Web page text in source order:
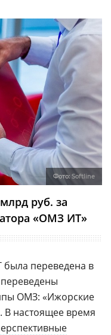
Фото: Softline
руб. за
«ОМЗ ИТ»
была переведена в
ОМЗ: «Ижорские
В настоящее время